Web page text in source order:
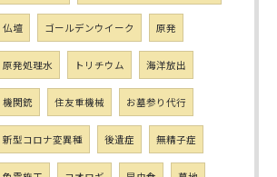
仏壇 ゴールデンウイーク 原発
原発処理水 トリチウム 海洋放出
機関銃 住友重機械 お墓参り代行
新型コロナ変異種 後遺症 無精子症